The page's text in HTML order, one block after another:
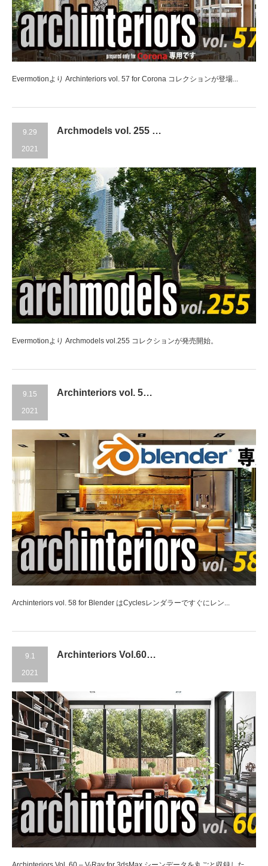
Evermotionより Archinteriors vol. 57 for Corona コレクションが登場...
9.29
2021
Archmodels vol. 255 …
Evermotionより Archmodels vol.255 コレクションが発売開始。
9.15
2021
Archinteriors vol. 5…
Archinteriors vol. 58 for Blender はCyclesレンダラーですぐにレン...
9.1
2021
Archinteriors Vol.60…